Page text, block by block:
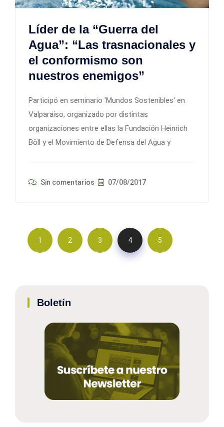
Líder de la “Guerra del
Agua”: “Las trasnacionales y
el conformismo son
nuestros enemigos”
Participó en seminario 'Mundos Sostenibles' en
Valparaíso, organizado por distintas
organizaciones entre ellas la Fundación Heinrich
Böll y el Movimiento de Defensa del Agua y
Sin comentarios 07/08/2017
1 2 3 4 5
Boletín